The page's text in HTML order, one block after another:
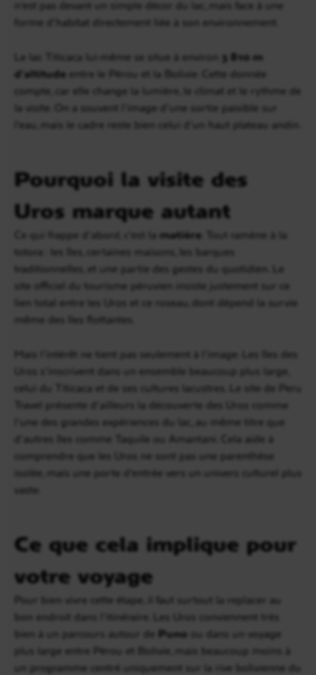
n’est pas devant un simple décor du lac, mais face à une
forme d’habitat directement liée à son environnement.
Le lac Titicaca lui-même se situe à environ 3 810 m
d’altitude entre le Pérou et la Bolivie. Cette donnée
compte, car elle change la lumière, le climat et le rythme de
la visite. On a souvent l’image d’une sortie paisible sur
l’eau, mais le cadre reste bien celui d’un haut plateau andin.
Pourquoi la visite des
Uros marque autant
Ce qui frappe d’abord, c’est la matière . Tout ramène à la
totora : les îles, certaines maisons, les barques
traditionnelles, et une partie des gestes du quotidien. Le
site officiel du tourisme péruvien insiste justement sur ce
lien total entre les Uros et ce roseau, dont dépend la survie
même des îles flottantes.
Mais l’intérêt ne tient pas seulement à l’image. Les îles des
Uros s’inscrivent dans un ensemble beaucoup plus large,
celui du Titicaca et de ses cultures lacustres. Le site de Peru
Travel présente d’ailleurs la découverte des Uros comme
l’une des grandes expériences du lac, au même titre que
d’autres îles comme Taquile ou Amantani. Cela aide à
comprendre que les Uros ne sont pas une parenthèse
isolée, mais une porte d’entrée vers un univers culturel plus
vaste.
Ce que cela implique pour
votre voyage
Pour bien vivre cette étape, il faut surtout la replacer au
bon endroit dans l’itinéraire. Les Uros conviennent très
bien à un parcours autour de Puno ou dans un voyage
plus large entre Pérou et Bolivie, mais beaucoup moins à
un programme centré uniquement sur la rive bolivienne du